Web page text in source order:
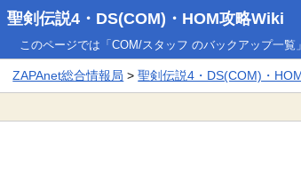
聖剣伝説4・DS(COM)・HOM攻略Wiki
このページでは「COM/スタッフ のバックアップ一覧
ZAPAnet総合情報局 >聖剣伝説4・DS(COM)・